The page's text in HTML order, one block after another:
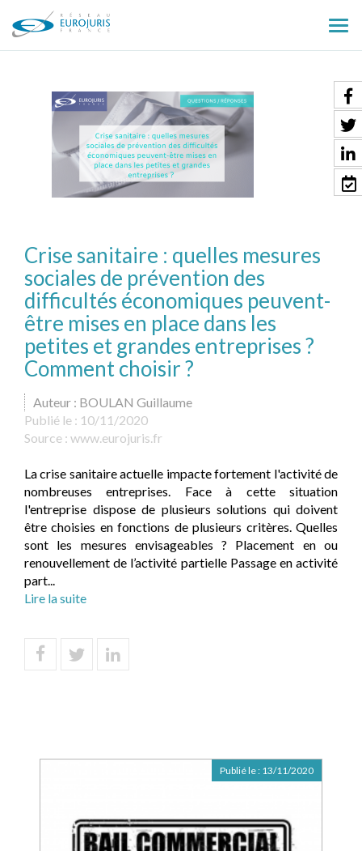
le
Crise sanitaire : quelles mesures
sociales de prévention des
difficultés économiques peuvent-
être mises en place dans les
petites et grandes entreprises ?
Comment choisir ?
Auteur : BOULAN Guillaume
Publié le : 10/11/2020
Source : www.eurojuris.fr
La crise sanitaire actuelle impacte fortement l'activité de
nombreuses entreprises. Face à cette situation
l'entreprise dispose de plusieurs solutions qui doivent
être choisies en fonctions de plusieurs critères. Quelles
sont les mesures envisageables ? Placement en ou
renouvellement de l’activité partielle Passage en activité
part...
Lire la suite
Publié le : 13/11/2020